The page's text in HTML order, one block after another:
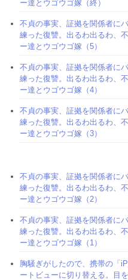
ー達とウゴウゴ嫁（終）
不貞の事実、証拠を関係者に
練った復讐。出るわ出るわ、
ー達とウゴウゴ嫁（5）
不貞の事実、証拠を関係者に
練った復讐。出るわ出るわ、
ー達とウゴウゴ嫁（4）
不貞の事実、証拠を関係者に
練った復讐。出るわ出るわ、
ー達とウゴウゴ嫁（3）
不貞の事実、証拠を関係者に
練った復讐。出るわ出るわ、
ー達とウゴウゴ嫁（2）
不貞の事実、証拠を関係者に
練った復讐。出るわ出るわ、
ー達とウゴウゴ嫁（1）
胸騒ぎがしたので、携帯の「
ートビューに切り替える。目